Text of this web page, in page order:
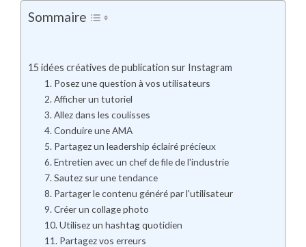
Sommaire
15 idées créatives de publication sur Instagram
1. Posez une question à vos utilisateurs
2. Afficher un tutoriel
3. Allez dans les coulisses
4. Conduire une AMA
5. Partagez un leadership éclairé précieux
6. Entretien avec un chef de file de l'industrie
7. Sautez sur une tendance
8. Partager le contenu généré par l'utilisateur
9. Créer un collage photo
10. Utilisez un hashtag quotidien
11. Partagez vos erreurs